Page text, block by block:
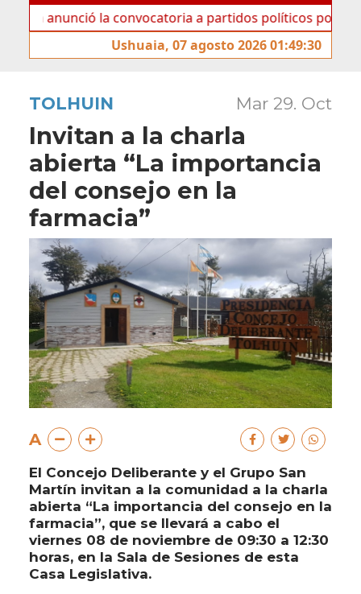
la convocatoria a partidos políticos por «ficha limpia»
Ushuaia, 07 agosto 2026 01:49:30
TOLHUIN Mar 29. Oct
Invitan a la charla
abierta “La importancia
del consejo en la
farmacia”
A
El Concejo Deliberante y el Grupo San
Martín invitan a la comunidad a la charla
abierta “La importancia del consejo en la
farmacia”, que se llevará a cabo el
viernes 08 de noviembre de 09:30 a 12:30
horas, en la Sala de Sesiones de esta
Casa Legislativa.